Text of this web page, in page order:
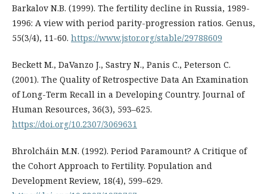
Barkalov N.B. (1999). The fertility decline in Russia, 1989-
1996: A view with period parity-progression ratios. Genus,
55(3/4), 11-60. https://www.jstor.org/stable/29788609
Beckett M., DaVanzo J., Sastry N., Panis C., Peterson C.
(2001). The Quality of Retrospective Data An Examination
of Long-Term Recall in a Developing Country. Journal of
Human Resources, 36(3), 593–625.
https://doi.org/10.2307/3069631
Bhrolcháin M.N. (1992). Period Paramount? A Critique of
the Cohort Approach to Fertility. Population and
Development Review, 18(4), 599–629.